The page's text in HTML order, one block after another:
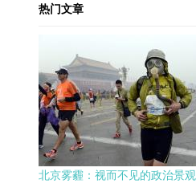
热门文章
北京雾霾：视而不见的政治景观